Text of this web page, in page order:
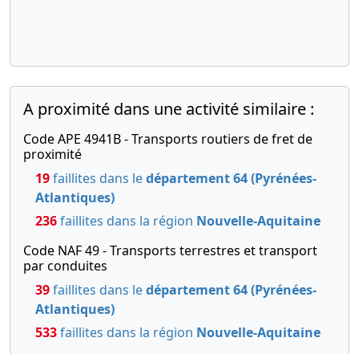
A proximité dans une activité similaire :
Code APE 4941B - Transports routiers de fret de
proximité
19faillites dans ledépartement 64 (Pyrénées-
Atlantiques)
236faillites dans la région Nouvelle-Aquitaine
Code NAF 49 - Transports terrestres et transport
par conduites
39faillites dans ledépartement 64 (Pyrénées-
Atlantiques)
533faillites dans la région Nouvelle-Aquitaine